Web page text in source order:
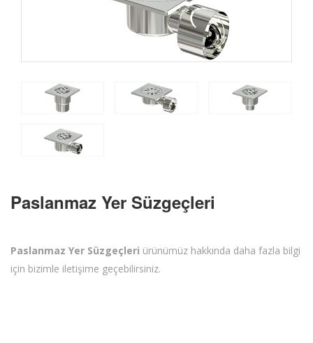
Paslanmaz Yer Süzgeçleri
Paslanmaz Yer Süzgeçleri ürünümüz hakkında daha fazla bilgi
için bizimle iletişime geçebilirsiniz.